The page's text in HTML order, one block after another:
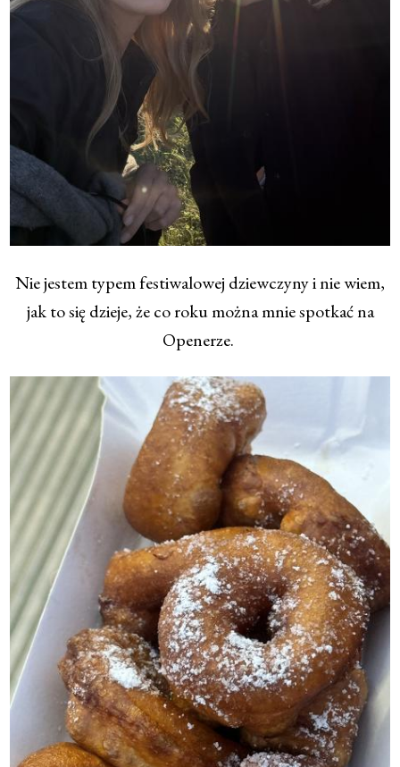
Nie jestem typem festiwalowej dziewczyny i nie wiem,
jak to się dzieje, że co roku można mnie spotkać na
Openerze.